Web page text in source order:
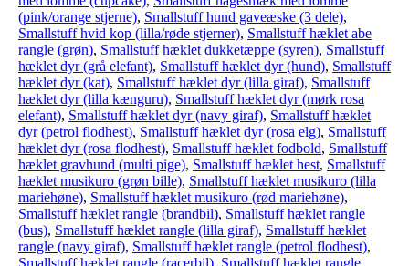
(pink/orange stjerne), Smallstuff hund gaveæske (3 dele),
Smallstuff hvid kop (lilla/røde stjerner), Smallstuff hæklet abe
rangle (grøn), Smallstuff hæklet dukketæppe (syren), Smallstuff
hæklet dyr (grå elefant), Smallstuff hæklet dyr (hund), Smallstuff
hæklet dyr (kat), Smallstuff hæklet dyr (lilla giraf), Smallstuff
hæklet dyr (lilla kænguru), Smallstuff hæklet dyr (mørk rosa
elefant), Smallstuff hæklet dyr (navy giraf), Smallstuff hæklet
dyr (petrol flodhest), Smallstuff hæklet dyr (rosa elg), Smallstuff
hæklet dyr (rosa flodhest), Smallstuff hæklet fodbold, Smallstuff
hæklet gravhund (multi pige), Smallstuff hæklet hest, Smallstuff
hæklet musikuro (grøn bille), Smallstuff hæklet musikuro (lilla
mariehøne), Smallstuff hæklet musikuro (rød mariehøne),
Smallstuff hæklet rangle (brandbil), Smallstuff hæklet rangle
(bus), Smallstuff hæklet rangle (lilla giraf), Smallstuff hæklet
rangle (navy giraf), Smallstuff hæklet rangle (petrol flodhest),
Smallstuff hæklet rangle (racerbil), Smallstuff hæklet rangle